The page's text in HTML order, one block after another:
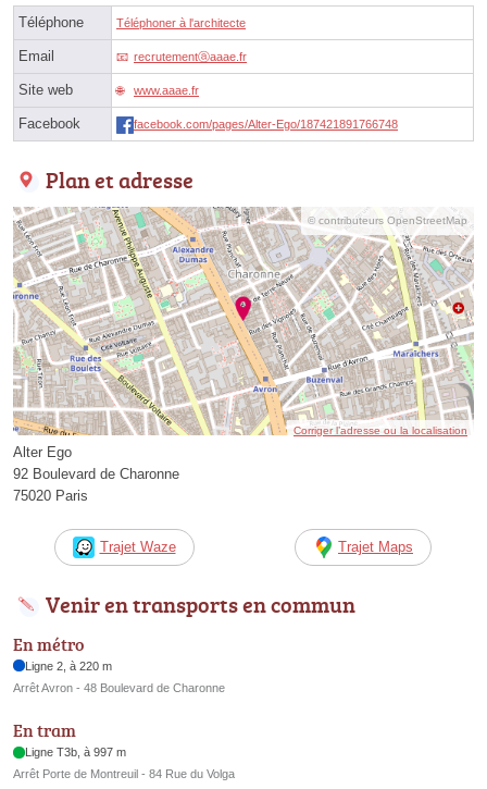
Téléphone Téléphoner à l'architecte
Email recrutementⓐaaae.fr
Site web www.aaae.fr
Facebook facebook.com/pages/Alter-Ego/187421891766748
Plan et adresse
© contributeurs OpenStreetMap
Corriger l’adresse ou la localisation
Alter Ego
92 Boulevard de Charonne
75020 Paris
Trajet Waze Trajet Maps
Venir en transports en commun
En métro
Ligne 2, à 220 m
Arrêt Avron - 48 Boulevard de Charonne
En tram
Ligne T3b, à 997 m
Arrêt Porte de Montreuil - 84 Rue du Volga